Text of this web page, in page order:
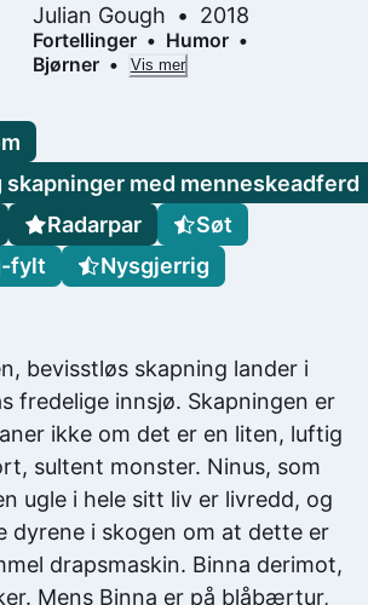
Julian Gough 2018
Fortellinger
Humor
Bjørner
Vis mer
bevisstløs skapning lander i
fredelige innsjø. Skapningen er
ikke om det er en liten, luftig
sultent monster. Ninus, som
ugle i hele sitt liv er livredd, og
dyrene i skogen om at dette er
drapsmaskin. Binna derimot,
Mens Binna er på blåbærtur,
skapninger med menneskeadferd
Radarpar
Søt
fylt
Nysgjerrig